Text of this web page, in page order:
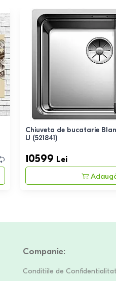
Chiuveta de bucatarie
U (521841)
10599 Lei
Companie:
Conditiile de